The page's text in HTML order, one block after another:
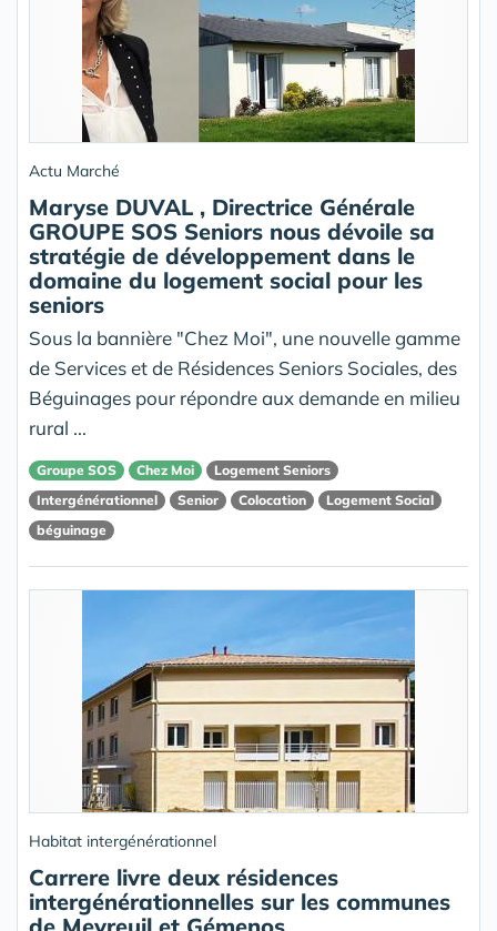
Actu Marché
Maryse DUVAL , Directrice Générale
GROUPE SOS Seniors nous dévoile sa
stratégie de développement dans le
domaine du logement social pour les
seniors
Sous la bannière "Chez Moi", une nouvelle gamme
de Services et de Résidences Seniors Sociales, des
Béguinages pour répondre aux demande en milieu
rural ...
Groupe SOS Chez Moi
Logement Seniors
Intergénérationnel
Senior Colocation
Logement Social
béguinage
Habitat intergénérationnel
Carrere livre deux résidences
intergénérationnelles sur les communes